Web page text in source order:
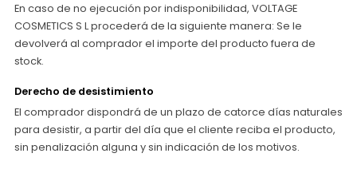
En caso de no ejecución por indisponibilidad, VOLTAGE
COSMETICS S L procederá de la siguiente manera: Se le
devolverá al comprador el importe del producto fuera de
stock.
Derecho de desistimiento
El comprador dispondrá de un plazo de catorce días naturales
para desistir, a partir del día que el cliente reciba el producto,
sin penalización alguna y sin indicación de los motivos.